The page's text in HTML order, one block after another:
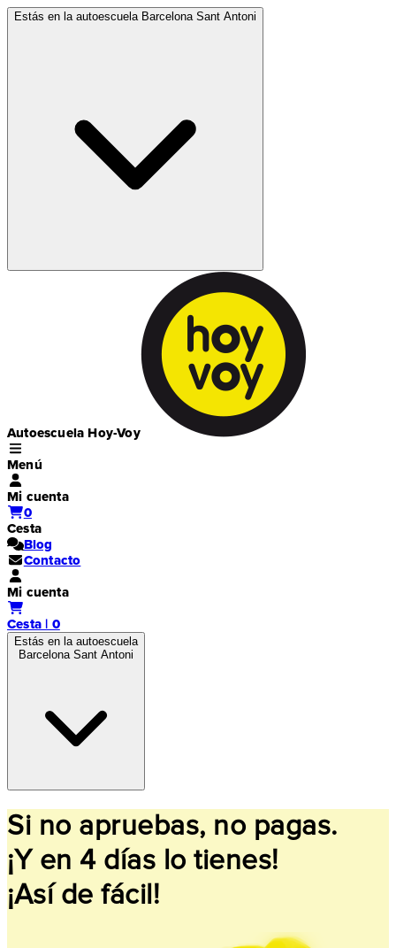
Estás en la autoescuela Barcelona Sant Antoni
Autoescuela Hoy-Voy
Menú
Mi cuenta
0
Cesta
Blog
Contacto
Mi cuenta
Cesta | 0
Estás en la autoescuela
Barcelona Sant Antoni
Si no apruebas, no pagas.
¡Y en 4 días lo tienes!
¡Así de fácil!